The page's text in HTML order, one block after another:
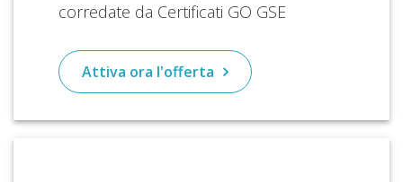
corredate da Certificati GO GSE
Attiva ora l'offerta